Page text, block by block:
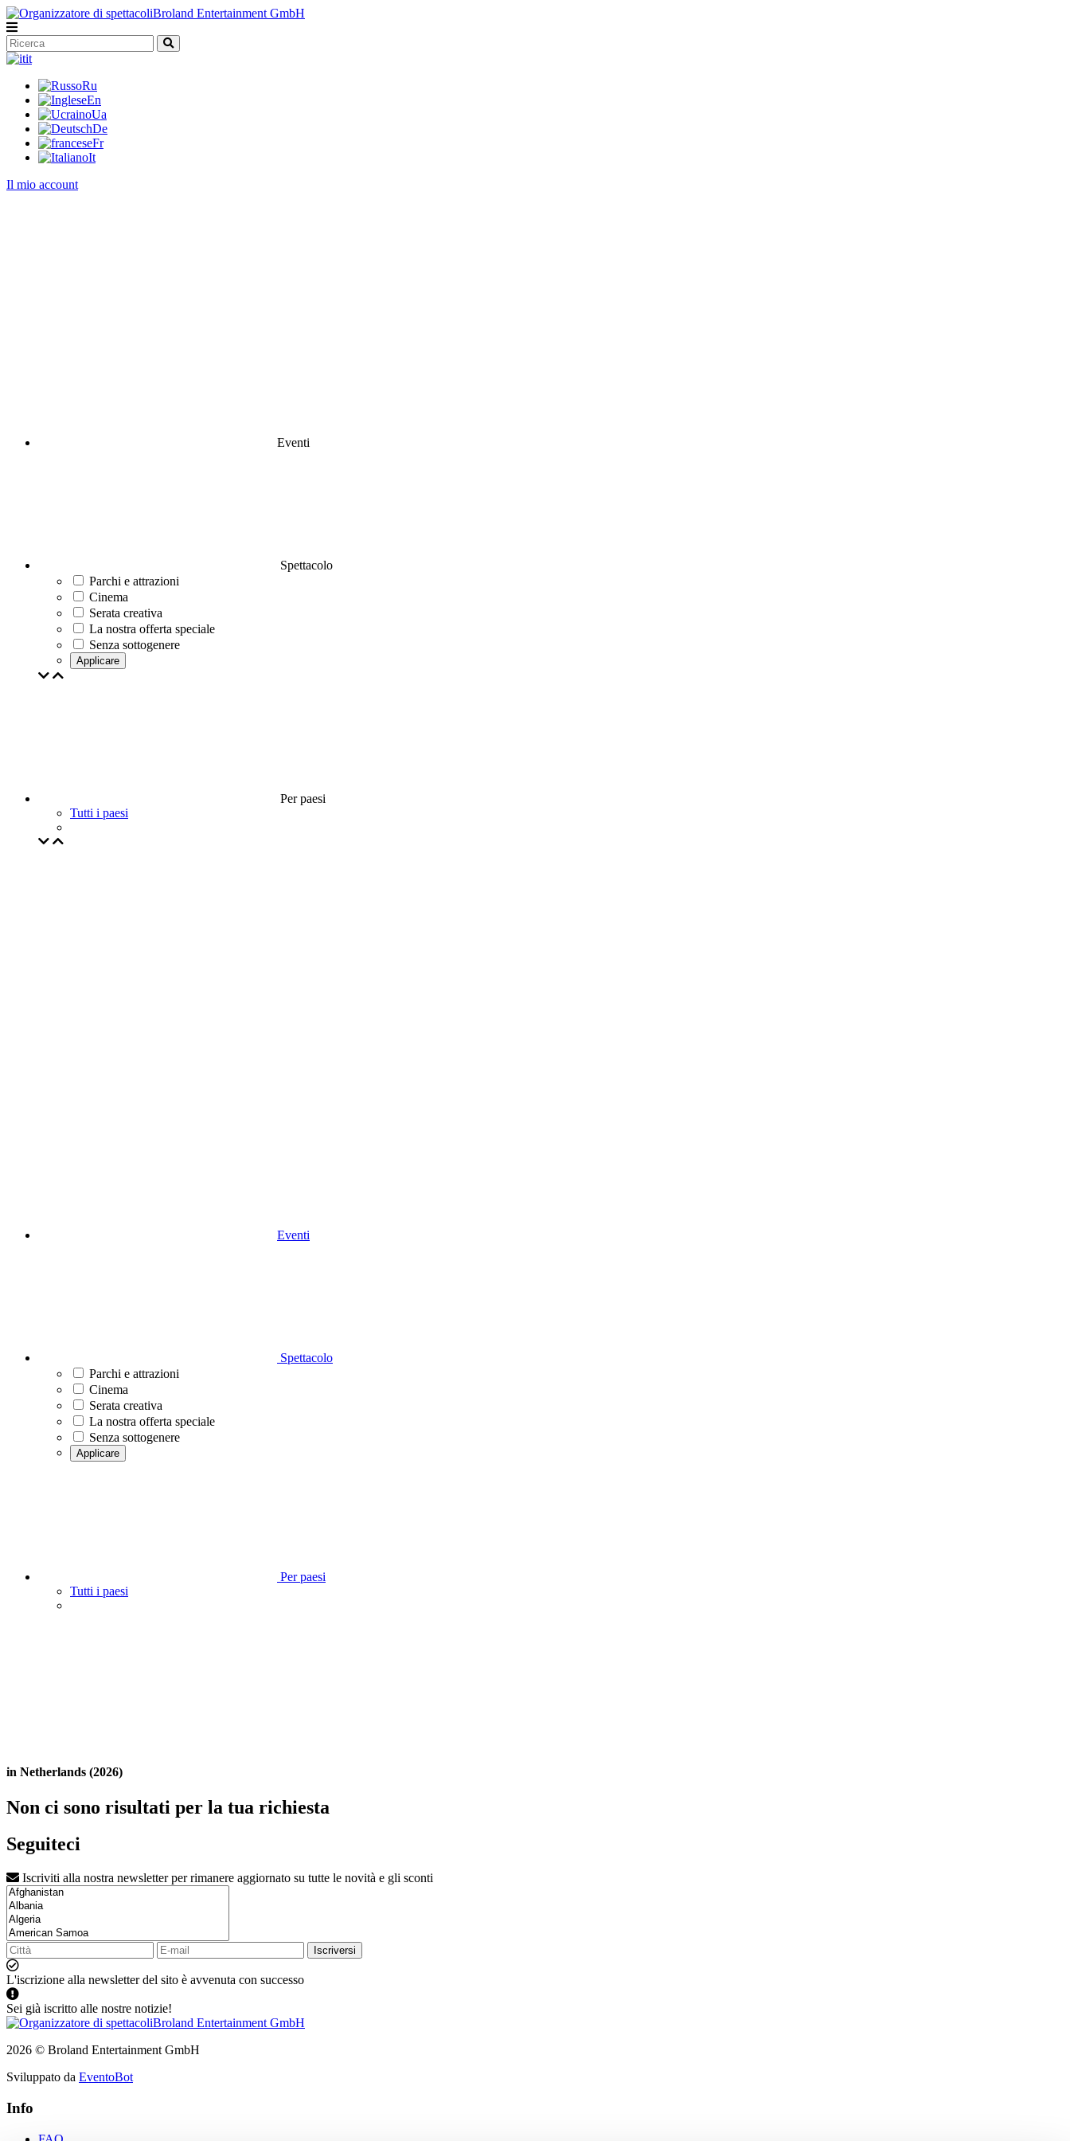
it
Ru
En
Ua
De
Fr
It
Il mio account
Eventi
Spettacolo
Parchi e attrazioni
Cinema
Serata creativa
La nostra offerta speciale
Senza sottogenere
Applicare
Per paesi
Tutti i paesi
Eventi
Spettacolo
Parchi e attrazioni
Cinema
Serata creativa
La nostra offerta speciale
Senza sottogenere
Applicare
Per paesi
Tutti i paesi
in Netherlands (2026)
Non ci sono risultati per la tua richiesta
Seguiteci
Iscriviti alla nostra newsletter per rimanere aggiornato su tutte le novità e gli sconti
Iscriversi
L'iscrizione alla newsletter del sito è avvenuta con successo
Sei già iscritto alle nostre notizie!
2026 © Broland Entertainment GmbH
Sviluppato da EventoBot
Info